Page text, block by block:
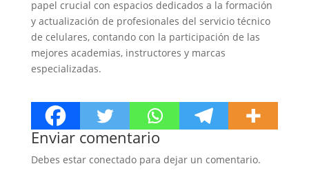
papel crucial con espacios dedicados a la formación
y actualización de profesionales del servicio técnico
de celulares, contando con la participación de las
mejores academias, instructores y marcas
especializadas.
Enviar comentario
Debes estar conectado para dejar un comentario.